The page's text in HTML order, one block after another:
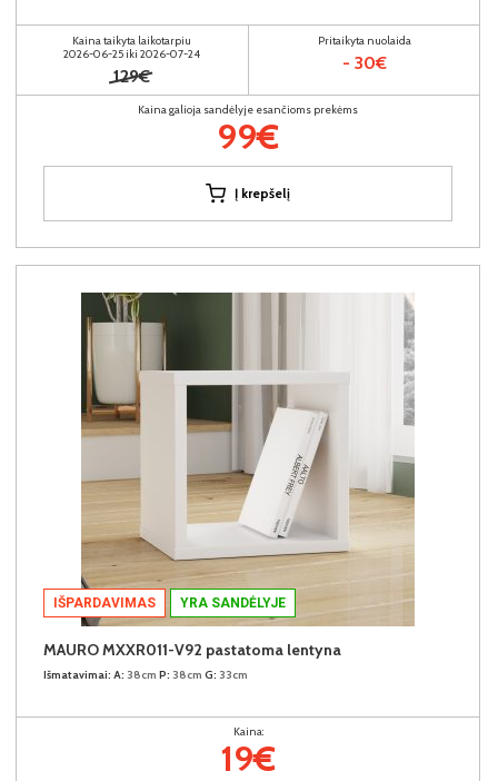
Kaina taikyta laikotarpiu
2026-06-25 iki 2026-07-24
129€
Pritaikyta nuolaida
- 30€
Kaina galioja sandėlyje esančioms prekėms
99€
Į krepšelį
IŠPARDAVIMAS YRA SANDĖLYJE
MAURO MXXR011-V92 pastatoma lentyna
Išmatavimai: A: 38cm P: 38cm G: 33cm
Kaina:
19€